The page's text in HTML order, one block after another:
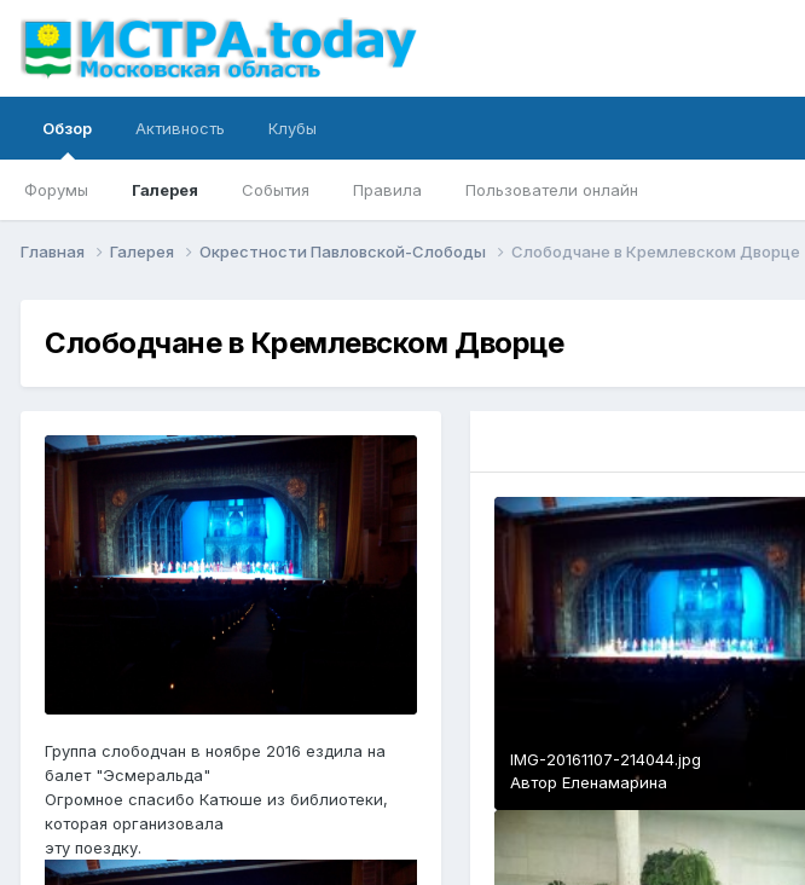
Обзор
Форумы Галерея События Правила Пользователи онлайн
Активность Клубы
Главная Галерея Окрестности Павловской-Слободы Слободчане в Кремлевском Дворце
Слободчане в Кремлевском Дворце
Группа слободчан в ноябре 2016 ездила на
балет "Эсмеральда"
Огромное спасибо Катюше из библиотеки,
которая организовала
эту поездку.
IMG-20161107-214044.jpg
Автор Еленамарина